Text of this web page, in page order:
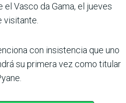
el Vasco da Gama, el jueves
con insistencia que uno
su primera vez como titular